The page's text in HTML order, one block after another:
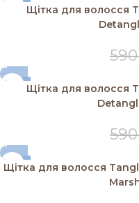
Щітка для волосся
Щітка для волосся
-15%
Щітка для волосся